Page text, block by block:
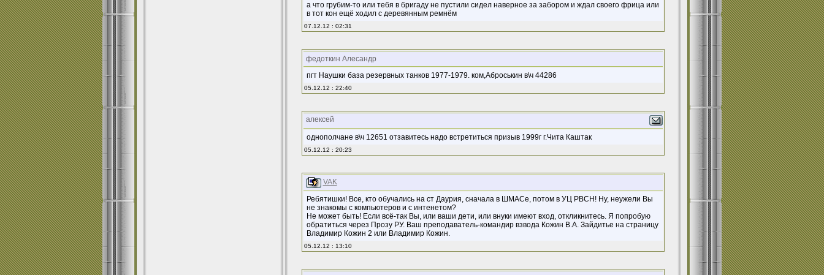
а что грубим-то или тебя в бригаду не пустили сидел наверное за забором и ждал своего фрица или
в тот кон ещё ходил с деревянным ремнём
07.12.12 : 02:31
федоткин Алесандр
пгт Наушки база резервных танков 1977-1979. ком,Аброськин в\ч 44286
05.12.12 : 22:40
алексей
однополчане в\ч 12651 отзавитесь надо встретиться призыв 1999г г.Чита Каштак
05.12.12 : 20:23
VAK
Ребятишки! Все, кто обучались на ст Даурия, сначала в ШМАСе, потом в УЦ РВСН! Ну, неужели Вы
не знакомы с компьютеров и с интенетом?
Не может быть! Если всё-так Вы, или ваши дети, или внуки имеют вход, откликнитесь. Я попробую
обратиться через Прозу РУ. Ваш преподаватель-командир взвода Кожин В.А. Зайдитье на страницу
Владимир Кожин 2 или Владимир Кожин.
05.12.12 : 13:10